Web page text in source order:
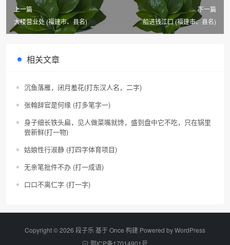
上一篇
大楼营业处 (福建市、县名)
下一篇
船进钱江口 (福建市、县名)
相关文章
沉鱼落雁，闭月羞花(打东汉人名，二字)
张翰辞官是何缘 (打多笔字一)
身子细长铁头扁，见人做菜嘴就馋，盛到盘中它不吃，只在锅里
尝新鲜(打一物)
姑娘性行淑静 (打四字体育项目)
无亲笔批件不办 (打一成语)
口口不离仁字 (打一字)
Copyright © 2026 段子乐 基于 Once 构建 Powered byWordPress
鄂ICP备17014901号